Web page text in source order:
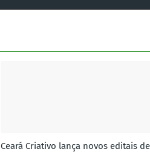
Ceará Criativo lança novos editais de